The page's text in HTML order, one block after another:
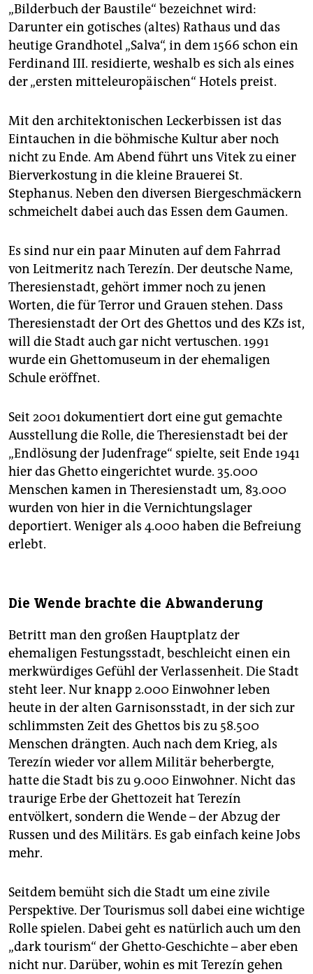
„Bilderbuch der Baustile“ bezeichnet wird:
Darunter ein gotisches (altes) Rathaus und das
heutige Grandhotel „Salva“, in dem 1566 schon ein
Ferdinand III. residierte, weshalb es sich als eines
der „ersten mitteleuropäischen“ Hotels preist.
Mit den architektonischen Leckerbissen ist das
Eintauchen in die böhmische Kultur aber noch
nicht zu Ende. Am Abend führt uns Vitek zu einer
Bierverkostung in die kleine Brauerei St.
Stephanus. Neben den diversen Biergeschmäckern
schmeichelt dabei auch das Essen dem Gaumen.
Es sind nur ein paar Minuten auf dem Fahrrad
von Leitmeritz nach Terezín. Der deutsche Name,
Theresienstadt, gehört immer noch zu jenen
Worten, die für Terror und Grauen stehen. Dass
Theresienstadt der Ort des Ghettos und des KZs ist,
will die Stadt auch gar nicht vertuschen. 1991
wurde ein Ghettomuseum in der ehemaligen
Schule eröffnet.
Seit 2001 dokumentiert dort eine gut gemachte
Ausstellung die Rolle, die Theresienstadt bei der
„Endlösung der Judenfrage“ spielte, seit Ende 1941
hier das Ghetto eingerichtet wurde. 35.000
Menschen kamen in Theresienstadt um, 83.000
wurden von hier in die Vernichtungslager
deportiert. Weniger als 4.000 haben die Befreiung
erlebt.
Die Wende brachte die Abwanderung
Betritt man den großen Hauptplatz der
ehemaligen Festungsstadt, beschleicht einen ein
merkwürdiges Gefühl der Verlassenheit. Die Stadt
steht leer. Nur knapp 2.000 Einwohner leben
heute in der alten Garnisonsstadt, in der sich zur
schlimmsten Zeit des Ghettos bis zu 58.500
Menschen drängten. Auch nach dem Krieg, als
Terezín wieder vor allem Militär beherbergte,
hatte die Stadt bis zu 9.000 Einwohner. Nicht das
traurige Erbe der Ghettozeit hat Terezín
entvölkert, sondern die Wende – der Abzug der
Russen und des Militärs. Es gab einfach keine Jobs
mehr.
Seitdem bemüht sich die Stadt um eine zivile
Perspektive. Der Tourismus soll dabei eine wichtige
Rolle spielen. Dabei geht es natürlich auch um den
„dark tourism“ der Ghetto-Geschichte – aber eben
nicht nur. Darüber, wohin es mit Terezín gehen